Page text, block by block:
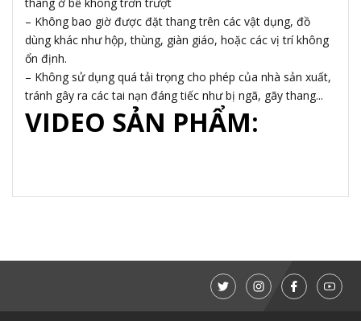
– Không bao giờ được đặt thang trên các vật dụng, đồ
dùng khác như hộp, thùng, giàn giáo, hoặc các vị trí không
ổn định.
– Không sử dụng quá tải trọng cho phép của nhà sản xuất,
tránh gây ra các tai nạn đáng tiếc như bị ngã, gãy thang...
VIDEO SẢN PHẨM: